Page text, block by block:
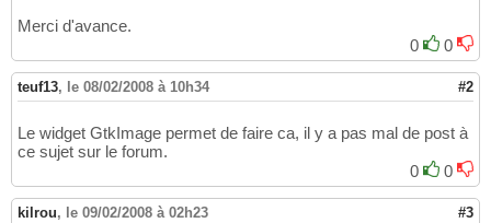
Merci d'avance.
0
0
teuf13, le 08/02/2008 à 10h34 #2
Le widget GtkImage permet de faire ca, il y a pas mal de post à
ce sujet sur le forum.
0
0
kilrou, le 09/02/2008 à 02h23 #3